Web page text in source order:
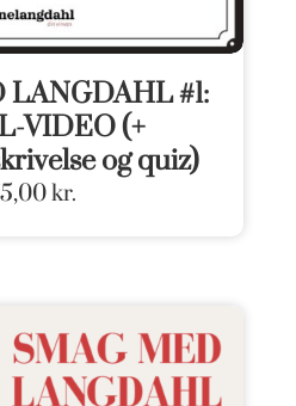
LANGDAHL #1:
VIDEO (+
og quiz)
kr.